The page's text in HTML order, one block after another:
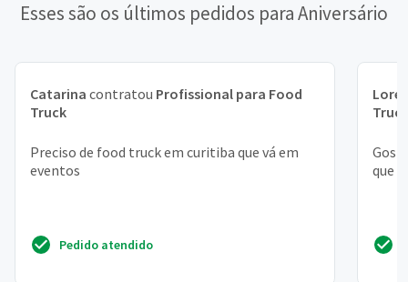
Esses são os últimos pedidos para Aniversário
Catarina contratou Profissional para Food
Truck
Preciso de food truck em curitiba que vá em
eventos
Pedido atendido
que